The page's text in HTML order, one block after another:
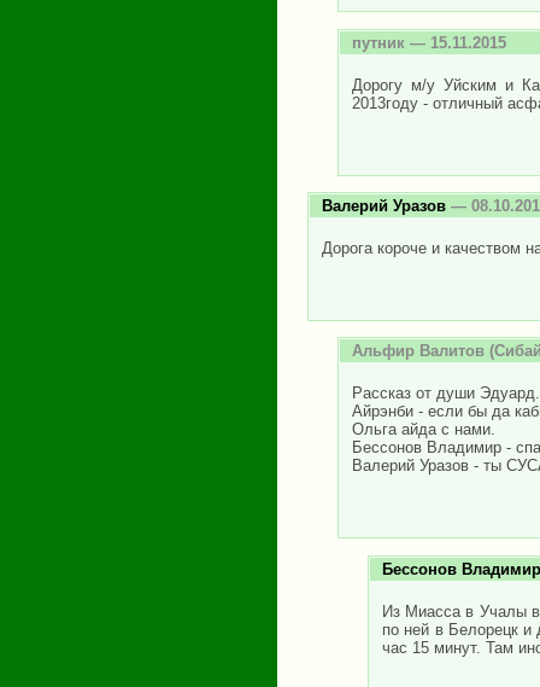
путник — 15.11.2015
Дорогу м/у Уйским и
2013году - отличный
Валерий Уразов —
Дорога короче и качеством
Альфир Валитов
Рассказ от души Эдуард.
Айрэнби - если бы да
Ольга айда с нами.
Бессонов Владимир -
Валерий Уразов - ты
Бессонов Владимир
Из Миасса в Учалы в
по ней в Белорецк
час 15 минут. Там